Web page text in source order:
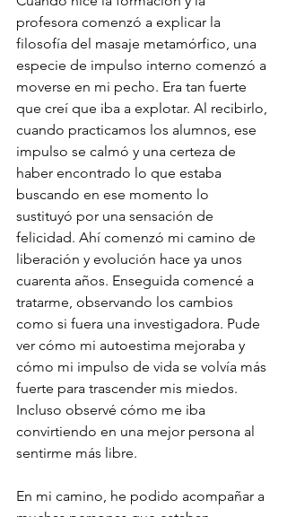
profesora comenzó a explicar la
filosofía del masaje metamórfico, una
especie de impulso interno comenzó a
moverse en mi pecho. Era tan fuerte
que creí que iba a explotar. Al recibirlo,
cuando practicamos los alumnos, ese
impulso se calmó y una certeza de
haber encontrado lo que estaba
buscando en ese momento lo
sustituyó por una sensación de
felicidad. Ahí comenzó mi camino de
liberación y evolución hace ya unos
cuarenta años. Enseguida comencé a
tratarme, observando los cambios
como si fuera una investigadora. Pude
ver cómo mi autoestima mejoraba y
cómo mi impulso de vida se volvía más
fuerte para trascender mis miedos.
Incluso observé cómo me iba
convirtiendo en una mejor persona al
sentirme más libre.
En mi camino, he podido acompañar a